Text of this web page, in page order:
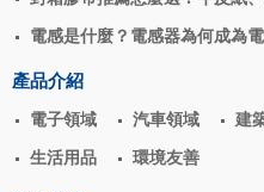
電感是什麼？電感器為何成為
產品介紹
電子領域 汽車領域 建
生活用品 環境友善